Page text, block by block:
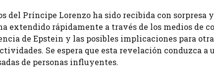
del Príncipe Lorenzo ha sido recibida con sorpresa
extendido rápidamente a través de los medios de
de Epstein y las posibles implicaciones para
Se espera que esta revelación conduzca
de personas influyentes.